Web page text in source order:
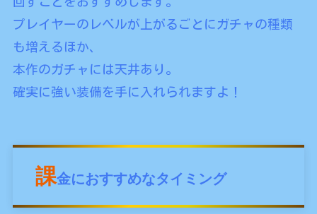
プレイヤーのレベルが上がるごとにガチャの種類
も増えるほか、
本作のガチャには天井あり。
確実に強い装備を手に入れられますよ！
課金におすすめなタイミング